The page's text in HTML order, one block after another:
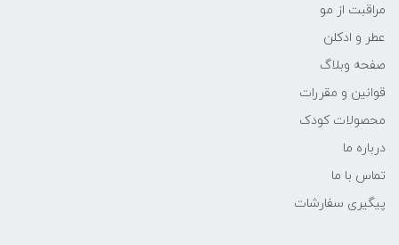
مراقبت از مو
عطر و ادکلن
صفحه وبلاگ
قوانین و مقررات
محصولات کودک
درباره ما
تماس با ما
پیگیری سفارشات